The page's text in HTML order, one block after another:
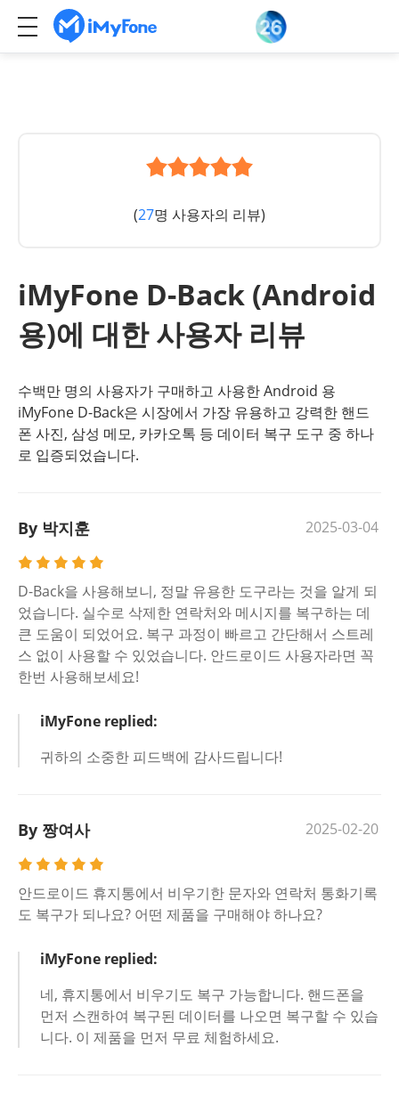
(27명 사용자의 리뷰)
iMyFone D-Back (Android
용)에 대한 사용자 리뷰
수백만 명의 사용자가 구매하고 사용한 Android 용
iMyFone D-Back은 시장에서 가장 유용하고 강력한 핸드
폰 사진, 삼성 메모, 카카오톡 등 데이터 복구 도구 중 하나
로 입증되었습니다.
By 박지훈 2025-03-04
D-Back을 사용해보니, 정말 유용한 도구라는 것을 알게 되
었습니다. 실수로 삭제한 연락처와 메시지를 복구하는 데
큰 도움이 되었어요. 복구 과정이 빠르고 간단해서 스트레
스 없이 사용할 수 있었습니다. 안드로이드 사용자라면 꼭
한번 사용해보세요!
iMyFone replied:
귀하의 소중한 피드백에 감사드립니다!
By 짱여사 2025-02-20
안드로이드 휴지통에서 비우기한 문자와 연락처 통화기록
도 복구가 되나요? 어떤 제품을 구매해야 하나요?
iMyFone replied:
네, 휴지통에서 비우기도 복구 가능합니다. 핸드폰을
먼저 스캔하여 복구된 데이터를 나오면 복구할 수 있습
니다. 이 제품을 먼저 무료 체험하세요.